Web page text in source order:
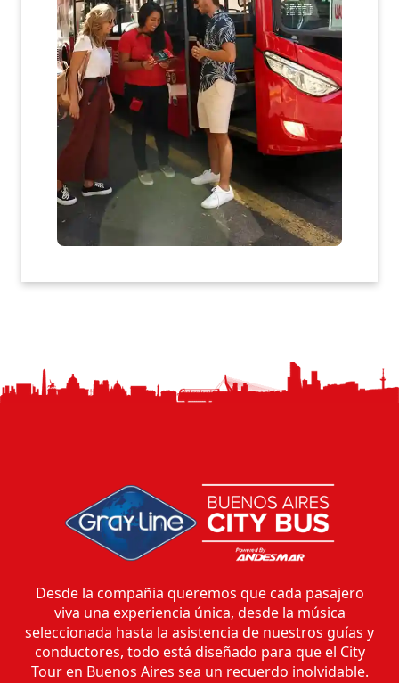
Desde la compañia queremos que cada pasajero
viva una experiencia única, desde la música
seleccionada hasta la asistencia de nuestros guías y
conductores, todo está diseñado para que el City
Tour en Buenos Aires sea un recuerdo inolvidable.